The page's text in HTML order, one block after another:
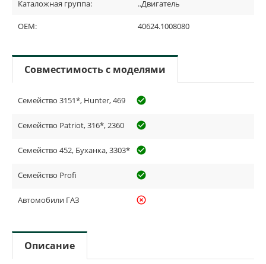
Каталожная группа: ..Двигатель
OEM: 40624.1008080
Совместимость с моделями
Семейство 3151*, Hunter, 469 check_circle_outline
Семейство Patriot, 316*, 2360 check_circle_outline
Семейство 452, Буханка, 3303* check_circle_outline
Семейство Profi check_circle_outline
Автомобили ГАЗ highlight_off
Описание